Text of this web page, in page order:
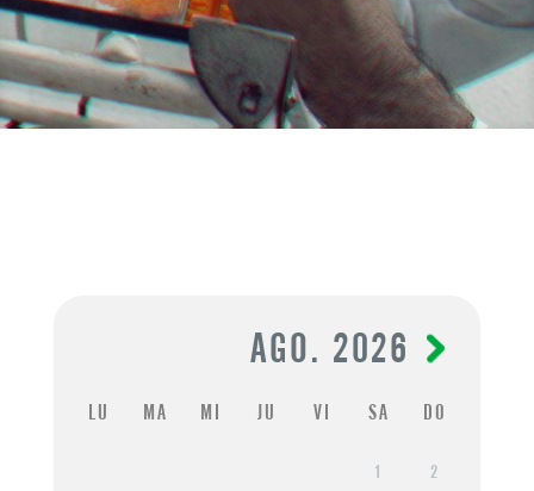
AGO. 2026
LU MA MI JU VI SA DO
1 2